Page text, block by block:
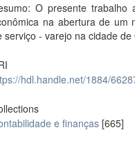
O presente trabalho
na abertura de um
serviço - varejo na cidade de
hdl.handle.net/1884/
e finanças [665]